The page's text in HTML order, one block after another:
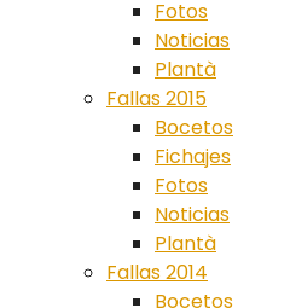
Fotos
Noticias
Plantà
Fallas 2015
Bocetos
Fichajes
Fotos
Noticias
Plantà
Fallas 2014
Bocetos